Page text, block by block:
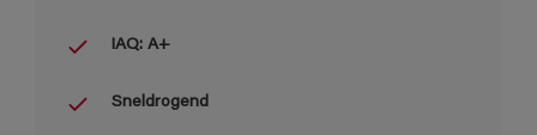
IAQ: A+
Sneldrogend